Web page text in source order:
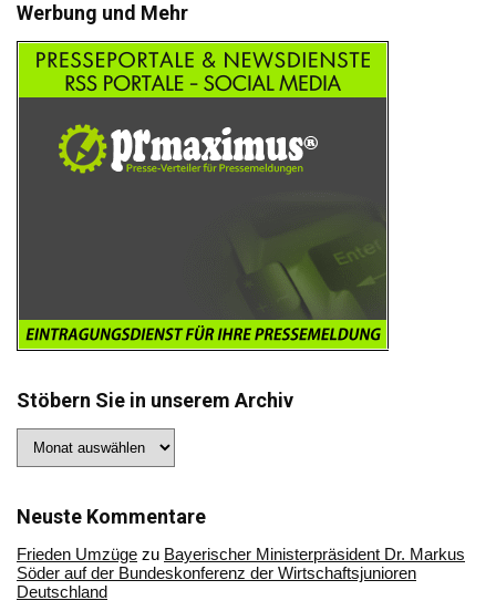
Werbung und Mehr
Stöbern Sie in unserem Archiv
Sie
Archiv
Neuste Kommentare
Frieden Umzüge zu Bayerischer Ministerpräsident Dr. Markus
Söder auf der Bundeskonferenz der Wirtschaftsjunioren
Deutschland